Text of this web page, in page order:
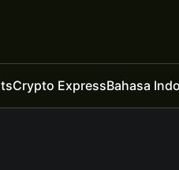
Crypto ExpressBahasa